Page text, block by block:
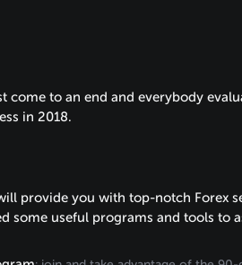
come to an end and everybody
in 2018.
provide you with top-notch Forex
some useful programs and tools to